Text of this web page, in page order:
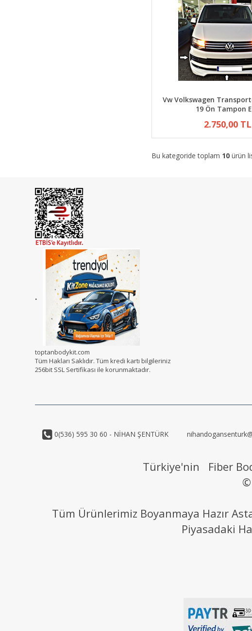
Vw Volkswagen
19 Ön Tampon
2.750,00 TL
Bu kategoride toplam 10 ürün
.
toptanbodykit.com
Tüm Hakları Saklıdır. Tüm kredi kartı bilgileriniz
256bit SSL Sertifikası ile korunmaktadır.
0(536) 595 30 60 - NİHAN ŞENTÜRK
Türkiye'nin Fiber
©
Tüm Ürünlerimiz Boyanmaya Hazır
Piyasadaki